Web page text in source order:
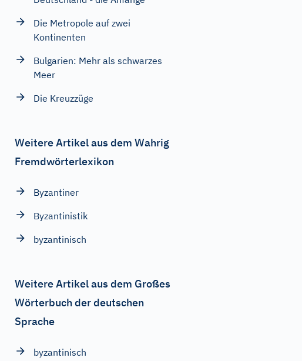
Die Metropole auf zwei
Kontinenten
Bulgarien: Mehr als schwarzes
Meer
Die Kreuzzüge
Weitere Artikel aus dem Wahrig
Fremdwörterlexikon
Byzantiner
Byzantinistik
byzantinisch
Weitere Artikel aus dem Großes
Wörterbuch der deutschen
Sprache
byzantinisch